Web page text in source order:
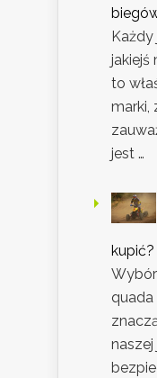
jakiejś
to
marki,
jest …
kupić?
quada
naszej